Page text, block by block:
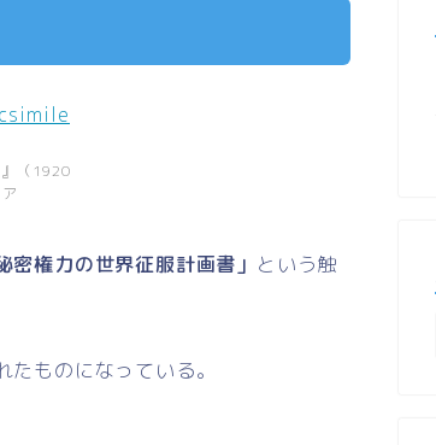
（1920
密権力の世界征服計画書」 という触
ものになっている。